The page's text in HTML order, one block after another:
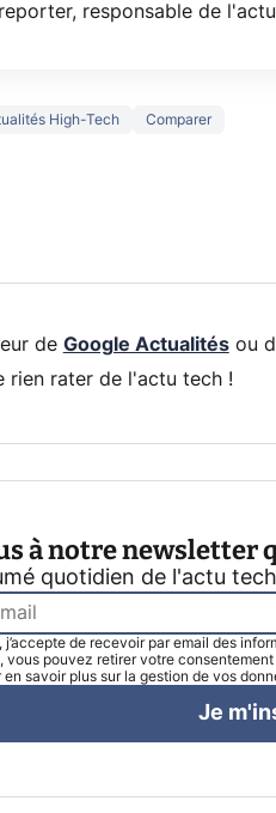
responsable de l'actu
High-Tech Comparer
que vous
de Google Actualitésou
rien rater de l'actu tech !
à notre newsletter
quotidien de l'actu
j’accepte de recevoir par email des
vous pouvez retirer votre
en savoir plus sur la gestion de vos
Je